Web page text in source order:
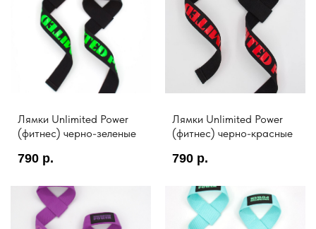
Лямки Unlimited Power
(фитнес) черно-зеленые
790 р.
Лямки Unlimited Power
(фитнес) черно-красные
790 р.